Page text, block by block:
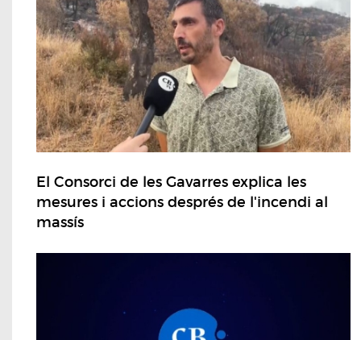
El Consorci de les Gavarres explica les
mesures i accions després de l'incendi al
massís